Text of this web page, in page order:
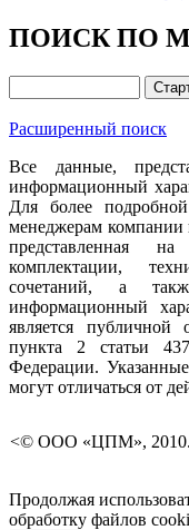
ПОИСК ПО
Расширенный поиск
Все данные,
информационный
Для более
менеджерам компании
представленная
комплектации,
сочетаний, а
информационный
является публичной
пункта 2 статьи
Федерации.
могут отличаться от
<© ООО «ЦПМ», 2010.
Продолжая
обработку файлов